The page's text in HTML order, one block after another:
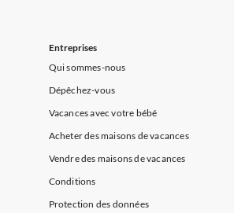
Entreprises
Qui sommes-nous
Dépêchez-vous
Vacances avec votre bébé
Acheter des maisons de vacances
Vendre des maisons de vacances
Conditions
Protection des données